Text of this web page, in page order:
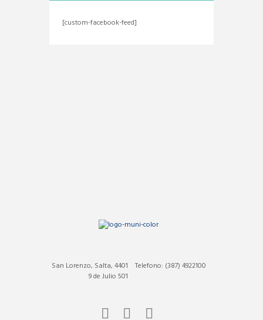
[custom-facebook-feed]
Telefono: (387) 4922100
San Lorenzo, Salta, 4401
9 de Julio 501